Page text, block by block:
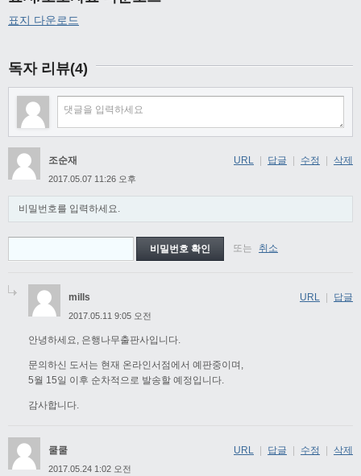
표지 다운로드
독자 리뷰(4)
조순재
2017.05.07 11:26 오후
비밀번호를 입력하세요.
또는 취소
URL 답글 수정 삭제
mills
2017.05.11 9:05 오전
안녕하세요, 은행나무출판사입니다.
문의하신 도서는 현재 온라인서점에서 예판중이며,
5월 15일 이후 순차적으로 발송할 예정입니다.
감사합니다.
URL 답글
쿨쿨
2017.05.24 1:02 오전
URL 답글 수정 삭제